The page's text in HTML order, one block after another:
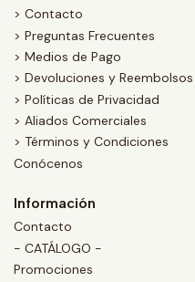
> Contacto
> Preguntas Frecuentes
> Medios de Pago
> Devoluciones y Reembolsos
> Políticas de Privacidad
> Aliados Comerciales
> Términos y Condiciones
Conócenos
Información
Contacto
- CATÁLOGO -
Promociones